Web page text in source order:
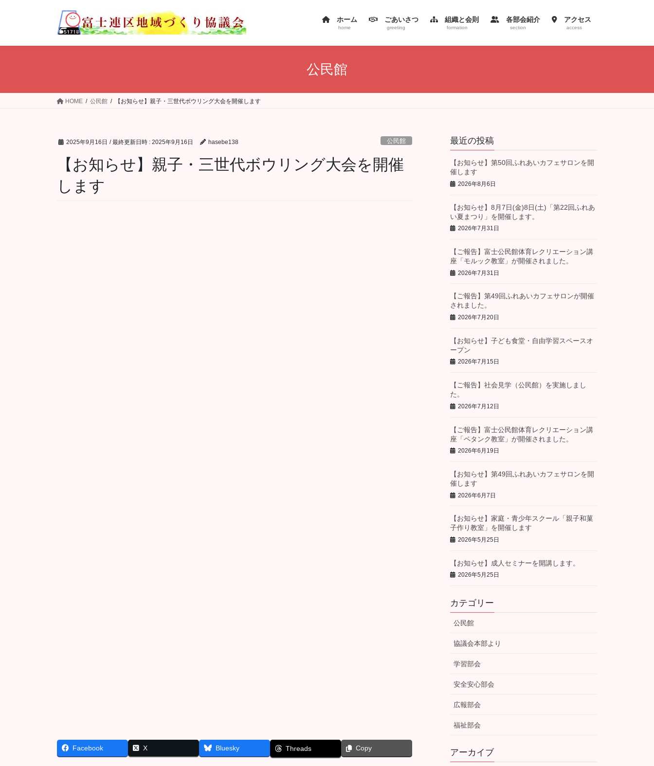
ホーム
home
ごあいさつ
greeting
組織と会則
formation
各部会紹介
section
アクセス
access
公民館
HOME 公民館 【お知らせ】親子・三世代ボウリング大会を開催します
2025年9月16日 / 最終更新日時 : 2025年9月16日 hasebe138 公民館
【お知らせ】親子・三世代ボウリング大会を開催
します
Facebook X Bluesky Threads Copy
最近の投稿
【お知らせ】第50回ふれあいカフェサロンを開
催します
2026年8月6日
【お知らせ】8月7日(金)8日(土)「第22回ふれあ
い夏まつり」を開催します。
2026年7月31日
【ご報告】富士公民館体育レクリエーション講
座「モルック教室」が開催されました。
2026年7月31日
【ご報告】第49回ふれあいカフェサロンが開催
されました。
2026年7月20日
【お知らせ】子ども食堂・自由学習スペースオ
ープン
2026年7月15日
【ご報告】社会見学（公民館）を実施しまし
た。
2026年7月12日
【ご報告】富士公民館体育レクリエーション講
座「ペタンク教室」が開催されました。
2026年6月19日
【お知らせ】第49回ふれあいカフェサロンを開
催します
2026年6月7日
【お知らせ】家庭・青少年スクール「親子和菓
子作り教室」を開催します
2026年5月25日
【お知らせ】成人セミナーを開講します。
2026年5月25日
カテゴリー
公民館
協議会本部より
学習部会
安全安心部会
広報部会
福祉部会
アーカイブ